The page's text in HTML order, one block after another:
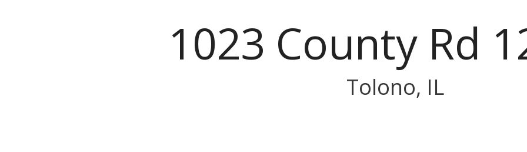
1023 County Rd
Tolono, IL